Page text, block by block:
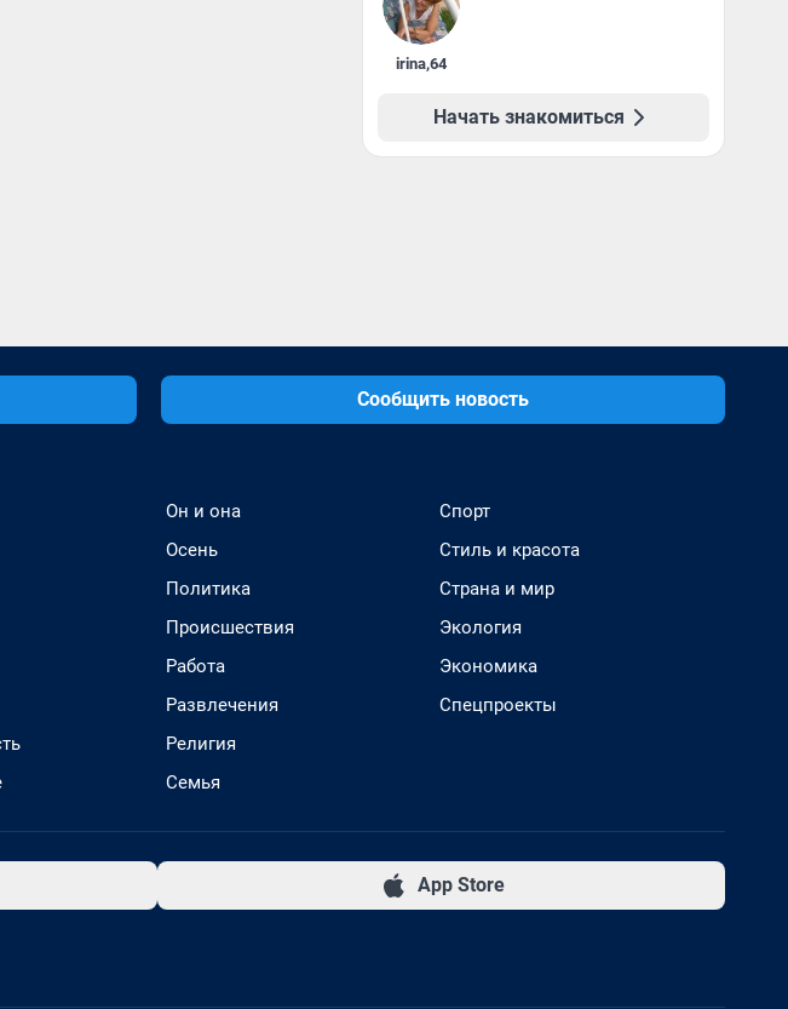
irina,64
Начать знакомиться
Сообщить новость
Он и она
Осень
Политика
Происшествия
Работа
Развлечения
Религия
Семья
Спорт
Стиль и красота
Страна и мир
Экология
Экономика
Спецпроекты
App Store